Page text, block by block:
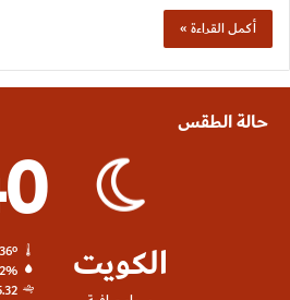
أكمل القراءة »
حالة الطقس
الكويت
42º - 36º
5.32